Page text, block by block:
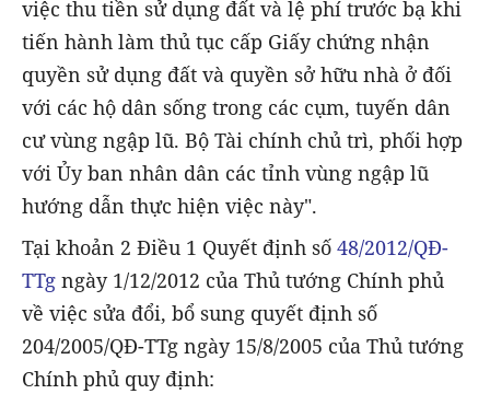
việc thu tiền sử dụng đất và lệ phí trước bạ khi
tiến hành làm thủ tục cấp Giấy chứng nhận
quyền sử dụng đất và quyền sở hữu nhà ở đối
với các hộ dân sống trong các cụm, tuyến dân
cư vùng ngập lũ. Bộ Tài chính chủ trì, phối hợp
với Ủy ban nhân dân các tỉnh vùng ngập lũ
hướng dẫn thực hiện việc này".
Tại khoản 2 Điều 1 Quyết định số 48/2012/QĐ-
TTg ngày 1/12/2012 của Thủ tướng Chính phủ
về việc sửa đổi, bổ sung quyết định số
204/2005/QĐ-TTg ngày 15/8/2005 của Thủ tướng
Chính phủ quy định: